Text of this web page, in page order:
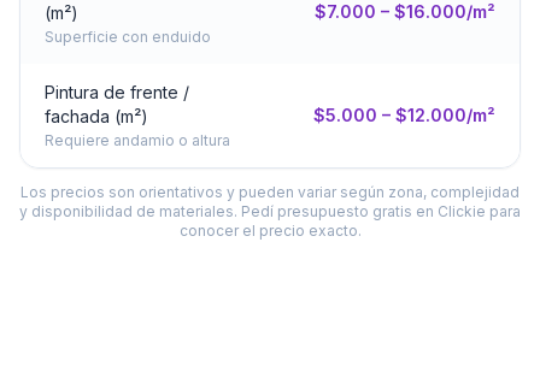
(m²)
Superficie con enduido
$7.000 – $16.000/m²
Pintura de frente /
fachada (m²)
Requiere andamio o altura
$5.000 – $12.000/m²
Los precios son orientativos y pueden variar según zona, complejidad
y disponibilidad de materiales. Pedí presupuesto gratis en Clickie para
conocer el precio exacto.